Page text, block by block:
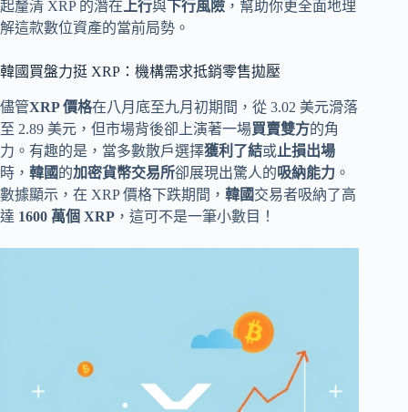
起釐清 XRP 的潛在 上行與下行風險 ，幫助你更全面地理
解這款數位資產的當前局勢。
韓國買盤力挺 XRP：機構需求抵銷零售拋壓
儘管XRP 價格在八月底至九月初期間，從 3.02 美元滑落
至 2.89 美元，但市場背後卻上演著一場買賣雙方的角
力。有趣的是，當多數散戶選擇獲利了結或止損出場
時， 韓國的加密貨幣交易所卻展現出驚人的吸納能力 。
數據顯示，在 XRP 價格下跌期間， 韓國交易者吸納了高
達 1600 萬個 XRP ，這可不是一筆小數目！